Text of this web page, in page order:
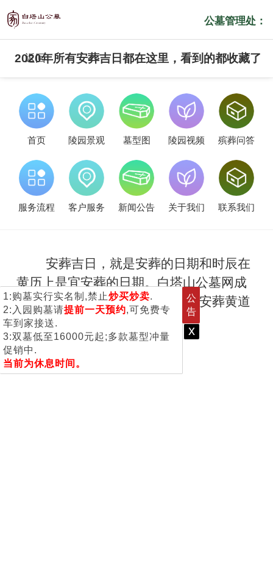
1:购墓实行实名制,禁止炒买炒卖.
2:入园购墓请提前一天预约,可免费专
车到家接送.
3:双墓低至16000元起;多款墓型冲量
促销中.
当前为休息时间。
公
告
x
公墓管理处：
返回
2020年所有安葬吉日都在这里，看到的都收藏了
首页 陵园景观 墓型图 陵园视频 殡葬问答
服务流程 客户服务 新闻公告 关于我们 联系我们
安葬吉日，就是安葬的日期和时辰在
黄历上是宜安葬的日期。白塔山公墓网成
都墓地专家整理了2020年整年的安葬黄道
吉日，让大家有一个参考。